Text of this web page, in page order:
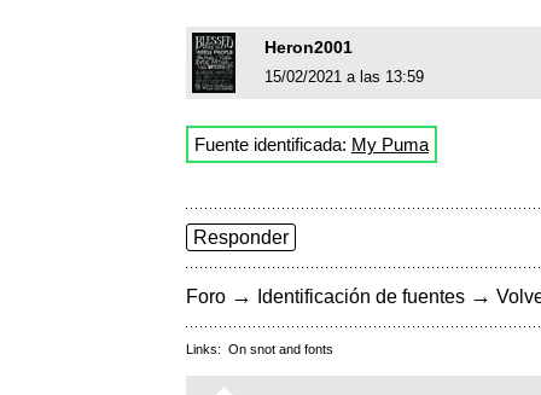
Heron2001
15/02/2021 a las 13:59
Fuente identificada: My Puma
Responder
Foro → Identificación de fuentes →
Links: On snot and fonts